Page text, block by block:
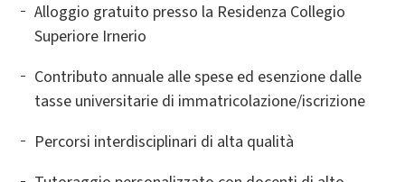
Alloggio gratuito presso la Residenza Collegio
Superiore Irnerio
Contributo annuale alle spese ed esenzione dalle
tasse universitarie di immatricolazione/iscrizione
Percorsi interdisciplinari di alta qualità